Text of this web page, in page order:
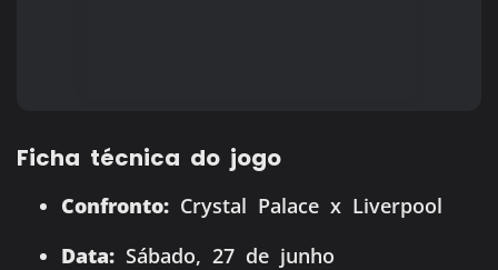
Ficha técnica do jogo
Confronto: Crystal Palace x Liverpool
Data: Sábado, 27 de junho